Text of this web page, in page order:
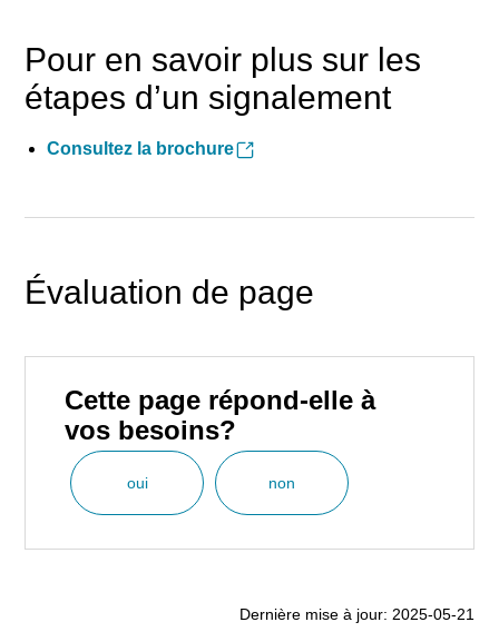
Pour en savoir plus sur les
étapes d’un signalement
Consultez la brochure
Évaluation de page
Cette page répond-elle à
vos besoins?
oui non
Dernière mise à jour: 2025-05-21